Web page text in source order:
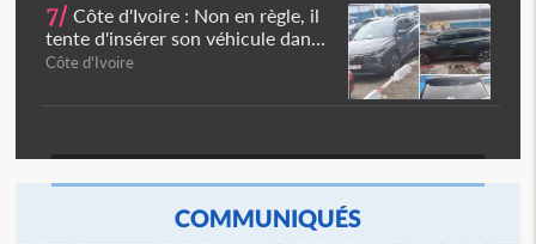
7/ Côte d'Ivoire : Non en règle, il
tente d'insérer son véhicule dan...
Côte d'Ivoire
COMMUNIQUÉS